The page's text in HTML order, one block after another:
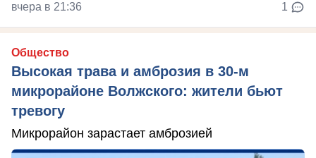
вчера в 21:36 1
Общество
Высокая трава и амброзия в 30‑м
микрорайоне Волжского: жители бьют
тревогу
Микрорайон зарастает амброзией